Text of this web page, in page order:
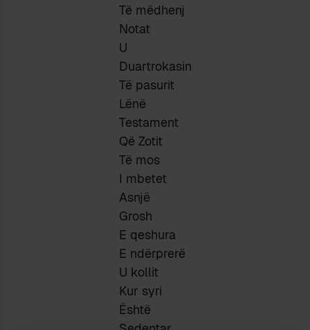
Të mëdhenj
Notat
U
Duartrokasin
Të pasurit
Lënë
Testament
Që Zotit
Të mos
I mbetet
Asnjë
Grosh
E qeshura
E ndërprerë
U kollit
Kur syri
Është